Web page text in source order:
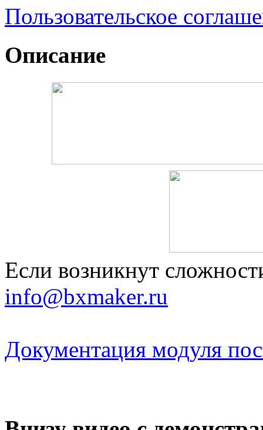
Пользовательское
Описание
Если возникнут
info@bxmaker.ru
Документация модуля